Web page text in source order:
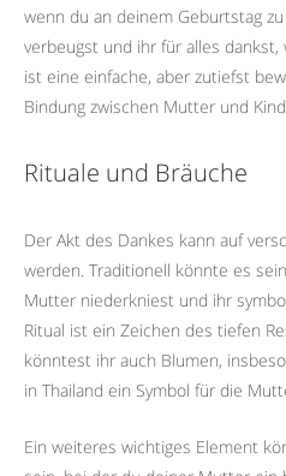
wenn du an deinem Geburtstag
verbeugst und ihr für alles dankst,
ist eine einfache, aber zutiefst
Bindung zwischen Mutter und
Rituale und Bräuche
Der Akt des Dankes kann auf
werden. Traditionell könnte es
Mutter niederkniest und ihr
Ritual ist ein Zeichen des tiefen
könntest ihr auch Blumen,
in Thailand ein Symbol für die
Ein weiteres wichtiges Element